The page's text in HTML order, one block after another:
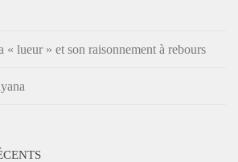
« lueur » et son raisonnement à rebours